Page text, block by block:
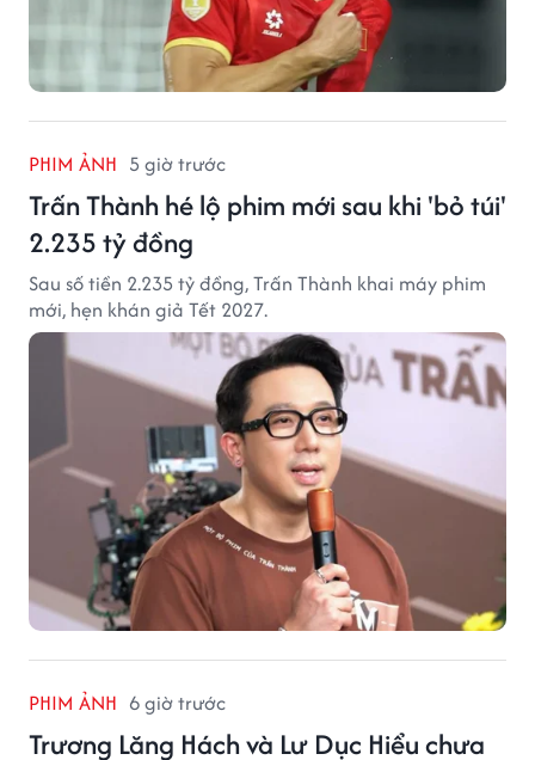
PHIM ẢNH 5 giờ trước
Trấn Thành hé lộ phim mới sau khi 'bỏ túi'
2.235 tỷ đồng
Sau số tiền 2.235 tỷ đồng, Trấn Thành khai máy phim
mới, hẹn khán giả Tết 2027.
PHIM ẢNH 6 giờ trước
Trương Lăng Hách và Lư Dục Hiểu chưa